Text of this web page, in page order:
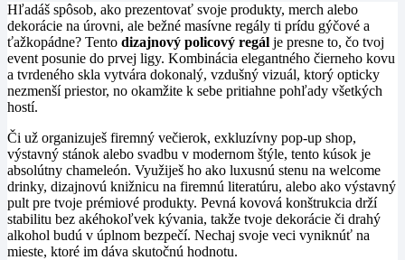
Hľadáš spôsob, ako prezentovať svoje produkty, merch alebo
dekorácie na úrovni, ale bežné masívne regály ti prídu gýčové a
ťažkopádne? Tento dizajnový policový regál je presne to, čo tvoj
event posunie do prvej ligy. Kombinácia elegantného čierneho kovu
a tvrdeného skla vytvára dokonalý, vzdušný vizuál, ktorý opticky
nezmenší priestor, no okamžite k sebe pritiahne pohľady všetkých
hostí.
Či už organizuješ firemný večierok, exkluzívny pop-up shop,
výstavný stánok alebo svadbu v modernom štýle, tento kúsok je
absolútny chameleón. Využiješ ho ako luxusnú stenu na welcome
drinky, dizajnovú knižnicu na firemnú literatúru, alebo ako výstavný
pult pre tvoje prémiové produkty. Pevná kovová konštrukcia drží
stabilitu bez akéhokoľvek kývania, takže tvoje dekorácie či drahý
alkohol budú v úplnom bezpečí. Nechaj svoje veci vyniknúť na
mieste, ktoré im dáva skutočnú hodnotu.